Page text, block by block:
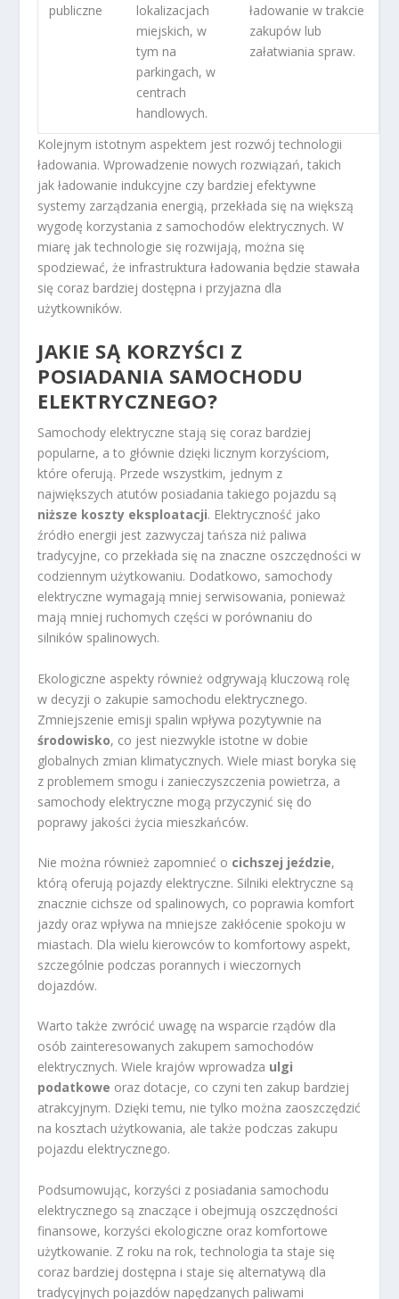
publiczne
lokalizacjach
miejskich, w
tym na
parkingach, w
centrach
handlowych.
ładowanie w trakcie
zakupów lub
załatwiania spraw.
Kolejnym istotnym aspektem jest rozwój technologii
ładowania. Wprowadzenie nowych rozwiązań, takich
jak ładowanie indukcyjne czy bardziej efektywne
systemy zarządzania energią, przekłada się na większą
wygodę korzystania z samochodów elektrycznych. W
miarę jak technologie się rozwijają, można się
spodziewać, że infrastruktura ładowania będzie stawała
się coraz bardziej dostępna i przyjazna dla
użytkowników.
JAKIE SĄ KORZYŚCI Z
POSIADANIA SAMOCHODU
ELEKTRYCZNEGO?
Samochody elektryczne stają się coraz bardziej
popularne, a to głównie dzięki licznym korzyściom,
które oferują. Przede wszystkim, jednym z
największych atutów posiadania takiego pojazdu są
niższe koszty eksploatacji. Elektryczność jako
źródło energii jest zazwyczaj tańsza niż paliwa
tradycyjne, co przekłada się na znaczne oszczędności w
codziennym użytkowaniu. Dodatkowo, samochody
elektryczne wymagają mniej serwisowania, ponieważ
mają mniej ruchomych części w porównaniu do
silników spalinowych.
Ekologiczne aspekty również odgrywają kluczową rolę
w decyzji o zakupie samochodu elektrycznego.
Zmniejszenie emisji spalin wpływa pozytywnie na
środowisko, co jest niezwykle istotne w dobie
globalnych zmian klimatycznych. Wiele miast boryka się
z problemem smogu i zanieczyszczenia powietrza, a
samochody elektryczne mogą przyczynić się do
poprawy jakości życia mieszkańców.
Nie można również zapomnieć o cichszej jeździe,
którą oferują pojazdy elektryczne. Silniki elektryczne są
znacznie cichsze od spalinowych, co poprawia komfort
jazdy oraz wpływa na mniejsze zakłócenie spokoju w
miastach. Dla wielu kierowców to komfortowy aspekt,
szczególnie podczas porannych i wieczornych
dojazdów.
Warto także zwrócić uwagę na wsparcie rządów dla
osób zainteresowanych zakupem samochodów
elektrycznych. Wiele krajów wprowadza ulgi
podatkowe oraz dotacje, co czyni ten zakup bardziej
atrakcyjnym. Dzięki temu, nie tylko można zaoszczędzić
na kosztach użytkowania, ale także podczas zakupu
pojazdu elektrycznego.
Podsumowując, korzyści z posiadania samochodu
elektrycznego są znaczące i obejmują oszczędności
finansowe, korzyści ekologiczne oraz komfortowe
użytkowanie. Z roku na rok, technologia ta staje się
coraz bardziej dostępna i staje się alternatywą dla
tradycyjnych pojazdów napędzanych paliwami